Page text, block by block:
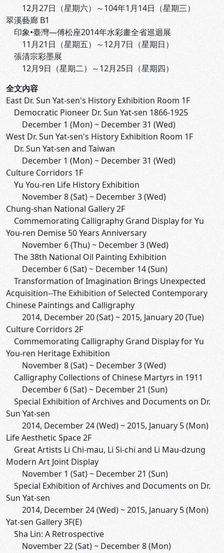
12月27日（星期六）～104年1月14日（星期三）
翠溪藝廊 B1
印象•臺灣—傅松座2014年水彩畫全省巡迴展
11月21日（星期五）～12月7日（星期日）
張清宗彩墨展
12月9日（星期二）～12月25日（星期四）
全文內容
East Dr. Sun Yat-sen's History Exhibition Room 1F
Democratic Pioneer Dr. Sun Yat-sen 1866-1925
December 1 (Mon) ~ December 31 (Wed)
West Dr. Sun Yat-sen's History Exhibition Room 1F
Dr. Sun Yat-sen and Taiwan
December 1 (Mon) ~ December 31 (Wed)
Culture Corridors 1F
Yu You-ren Life History Exhibition
November 8 (Sat) ~ December 3 (Wed)
Chung-shan National Gallery 2F
Commemorating Calligraphy Grand Display for Yu
You-ren Demise 50 Years Anniversary
November 6 (Thu) ~ December 3 (Wed)
The 38th National Oil Painting Exhibition
December 6 (Sat) ~ December 14 (Sun)
Transformation of Imagination Brings Unexpected
Acquisition--The Exhibition of Selected Contemporary
Chinese Paintings and Calligraphy
2014, December 20 (Sat) ~ 2015, January 20 (Tue)
Culture Corridors 2F
Commemorating Calligraphy Grand Display for Yu
You-ren Heritage Exhibition
November 8 (Sat) ~ December 3 (Wed)
Calligraphy Collections of Chinese Martyrs in 1911
December 6 (Sat) ~ December 21 (Sun)
Special Exhibition of Archives and Documents on Dr.
Sun Yat-sen
2014, December 24 (Wed) ~ 2015, January 5 (Mon)
Life Aesthetic Space 2F
Great Artists Li Chi-mau, Li Si-chi and Li Mau-dzung
Modern Art Joint Display
November 1 (Sat) ~ December 21 (Sun)
Special Exhibition of Archives and Documents on Dr.
Sun Yat-sen
2014, December 24 (Wed) ~ 2015, January 5 (Mon)
Yat-sen Gallery 3F(E)
Sha Lin: A Retrospective
November 22 (Sat) ~ December 8 (Mon)